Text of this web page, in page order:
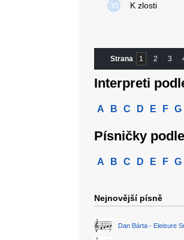
30 K zlosti
Strana 1 2 3
Interpreti
A B C D E F G
Písničky
A B C D E F G
Nejnovější písně
Dan Bárta - Eleisure